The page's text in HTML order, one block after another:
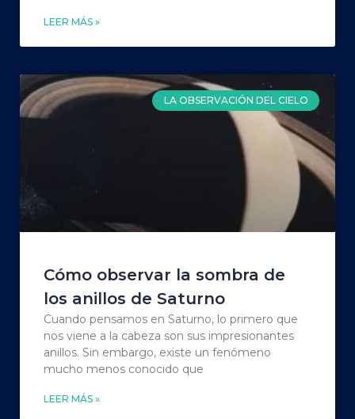
LEER MÁS »
LA OBSERVACIÓN DEL CIELO
Cómo observar la sombra de
los anillos de Saturno
Cuando pensamos en Saturno, lo primero que
nos viene a la cabeza son sus impresionantes
anillos. Sin embargo, existe un fenómeno
mucho menos conocido que
LEER MÁS »